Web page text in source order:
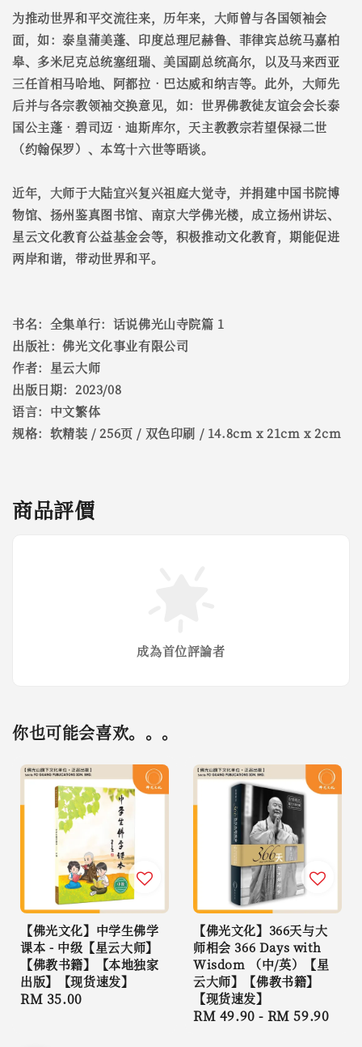
为推动世界和平交流往来，历年来，大师曾与各国领袖会
面，如：泰皇蒲美蓬、印度总理尼赫鲁、菲律宾总统马嘉柏
皋、多米尼克总统塞纽瑞、美国副总统高尔，以及马来西亚
三任首相马哈地、阿都拉‧巴达威和纳吉等。此外，大师先
后并与各宗教领袖交换意见，如：世界佛教徒友谊会会长泰
国公主蓬‧碧司迈‧迪斯库尔，天主教教宗若望保禄二世
（约翰保罗）、本笃十六世等晤谈。
近年，大师于大陆宜兴复兴祖庭大觉寺，并捐建中国书院博
物馆、扬州鉴真图书馆、南京大学佛光楼，成立扬州讲坛、
星云文化教育公益基金会等，积极推动文化教育，期能促进
两岸和谐，带动世界和平。
书名：全集单行：话说佛光山寺院篇 1
出版社：佛光文化事业有限公司
作者：星云大师
出版日期：2023/08
语言：中文繁体
规格：软精装 / 256页 / 双色印刷 / 14.8cm x 21cm x 2cm
商品評價
成為首位評論者
你也可能会喜欢。。。
【佛光文化】中学生佛学
课本 - 中级【星云大师】
【佛教书籍】【本地独家
出版】【现货速发】
Regular
RM 35.00
【佛光文化】366天与大
师相会 366 Days with
Wisdom （中/英）【星
云大师】【佛教书籍】
【现货速发】
Regular
RM 49.90 - RM 59.90